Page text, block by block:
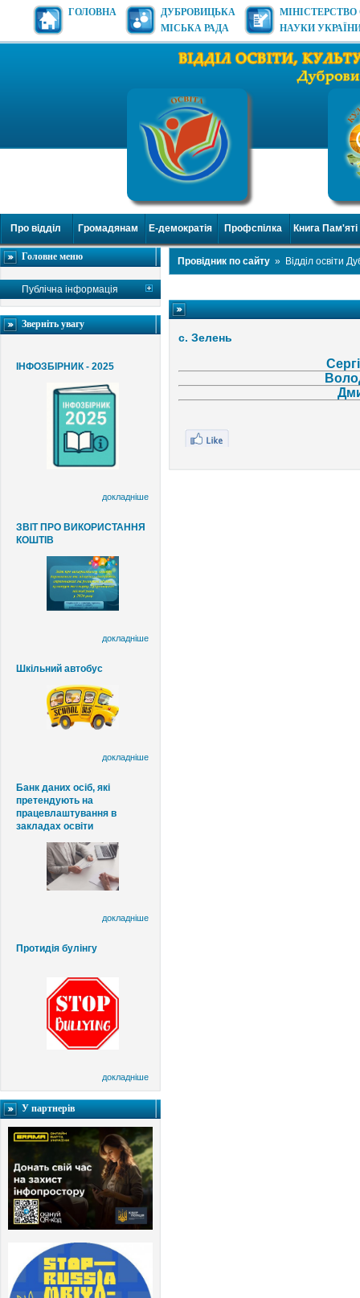
ГОЛОВНА
ДУБРОВИЦЬКА
МІСЬКА РАДА
МІНІСТЕРСТВО
НАУКИ
Про відділ Громадянам Е-демократія Профспілка Книга Пам'яті
Головне меню
Публічна інформація
Зверніть увагу
ІНФОЗБІРНИК - 2025
докладніше
ЗВІТ ПРО ВИКОРИСТАННЯ
КОШТІВ
докладніше
Шкільний автобус
докладніше
Банк даних осіб, які
претендують на
працевлаштування в
закладах освіти
докладніше
Протидія булінгу
докладніше
У партнерів
Провідник по сайту » Відділ освіти
с. Зелень